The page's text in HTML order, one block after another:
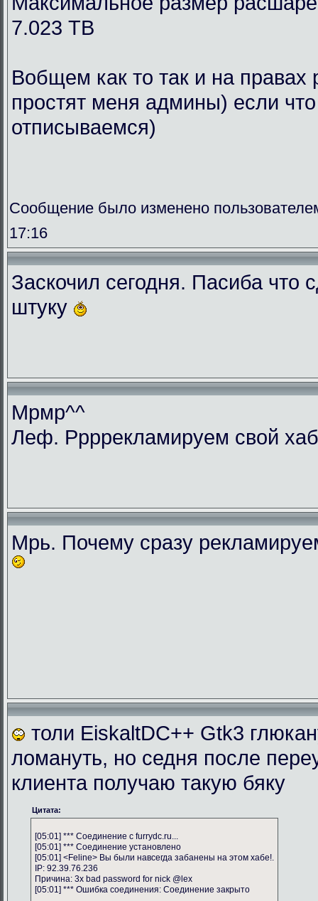
7.023 TB
Вобщем как то так и на
простят меня админы) если
отписываемся)
Сообщение было изменено
17:16
Заскочил сегодня. Пасиба что
штуку
Мрмр^^
Леф. Ррррекламируем свой
Мрь. Почему сразу
толи EiskaltDC++ Gtk3
ломануть, но седня после
клиента получаю такую бяку
Цитата:
[05:01] *** Соединение с furrydc.ru...
[05:01] *** Соединение установлено
[05:01] <Feline> Вы были навсегда забанены на этом хабе!.
IP: 92.39.76.236
Причина: 3x bad password for nick @lex
[05:01] *** Ошибка соединения: Соединение закрыто